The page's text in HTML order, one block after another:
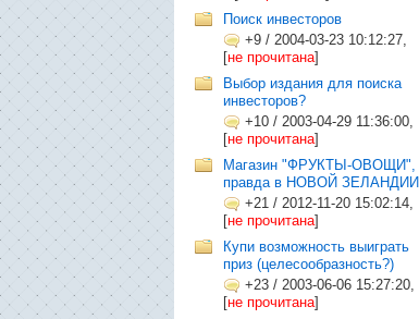
Поиск инвесторов
+9 / 2004-03-23 10:12:27,
[не прочитана]
Выбор издания для поиска
инвесторов?
+10 / 2003-04-29 11:36:00,
[не прочитана]
Магазин "ФРУКТЫ-ОВОЩИ",
правда в НОВОЙ ЗЕЛАНДИИ
+21 / 2012-11-20 15:02:14,
[не прочитана]
Купи возможность выиграть
приз (целесообразность?)
+23 / 2003-06-06 15:27:20,
[не прочитана]